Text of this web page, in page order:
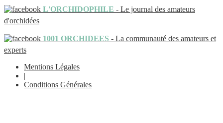
L'ORCHIDOPHILE - Le journal des amateurs
d'orchidées
1001 ORCHIDEES - La communauté des amateurs et
experts
Mentions Légales
|
Conditions Générales